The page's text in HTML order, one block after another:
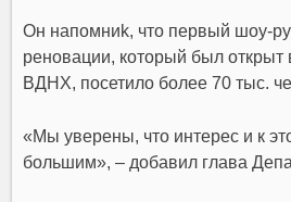
Он напомниk, что первый шоу-
реновации, который был открыт
ВДНХ, посетило более 70 тыс.
«Мы уверены, что интерес и к
большим», – добавил глава